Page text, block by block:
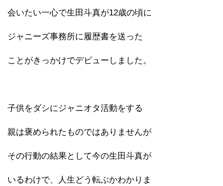
会いたい一心で生田斗真が12歳の頃に
ジャニーズ事務所に履歴書を送った
ことがきっかけでデビューしました。
子供をダシにジャニオタ活動をする
親は褒められたものではありませんが
その行動の結果として今の生田斗真が
いるわけで、人生どう転ぶかわかりま